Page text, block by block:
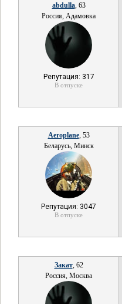
abdulla, 63
Россия, Адамовка
Репутация: 317
В отпуске
Aeroplane, 53
Беларусь, Минск
Репутация: 3047
В отпуске
Закат, 62
Россия, Москва